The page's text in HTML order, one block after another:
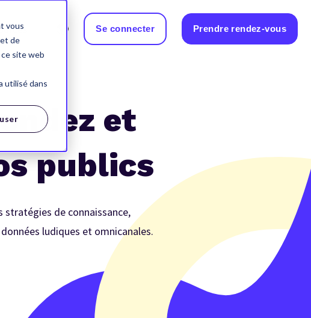
vous
de
site web
utilisé dans
Se connecter Prendre rendez-vous
et
publics
stratégies de connaissance,
ludiques et omnicanales.